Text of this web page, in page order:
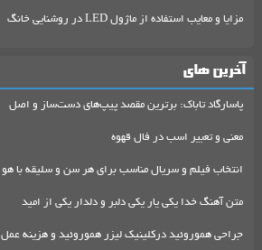
مزایا و معایب استفاده از ماژول LED در روشنایی خانگ
آخرین های
پاسارگاد تاباک: برترین مقصد پیپ‌های دست‌ساز و اصل
معنی و تعبیر اسب در فال قهوه
انتخاب فیلم و سریال مناسب برای هر سن و سلیقه با هو
متن آهنگ خدا یکی یار یکی دلبر و دلدار یکی از امید
جراحی هموروئید درکلینیک لیزر هموروئید و هزینه عمل